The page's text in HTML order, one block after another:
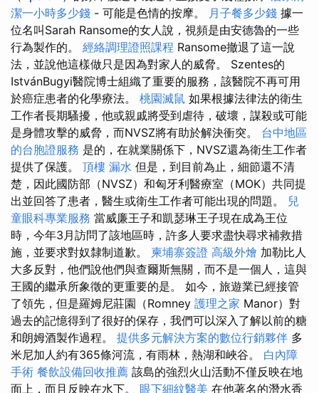
潔一小時多少錢 - 可能是色情的按摩。 月子餐多少錢 據一
位名叫Sarah Ransome的女人說，視頻是由安德魯的一些
行為製作的。 經絡調理證照課程 Ransome撤退了這一說
法，並說他這樣做只是因為對家人的威脅。 Szentes的
IstvánBugyi醫院博士組織了重要的服務，該醫院不再可用
於癌症患者的化學療法。 桃園滅鼠 如果根據法律法的衛生
工作者長期騷擾，他或親戚將受到虐待，破壞，謀殺或可能
是身體攻擊的威脅，而NVSZ將有助於解決衝突。 台中地區
的台胞證服務 是的，在就業關係下，NVSZ還為衛生工作者
提供了保護。 頂樓 漏水 但是，到目前為止，細節還不清
楚，因此國防部（NVSZ）和匈牙利醫療室（MOK）共同提
出並回答了患者，醫生或衛生工作者可能出現的問題。 兒
童眼科專業服務 當威廉王子和凱瑟琳王子現在成為王位
時，今年3月訪問了該地區時，許多人要求盡快尋求補救措
施，並要求對奴隸制道歉。 柬埔寨簽證 高級外燴 加勒比人
大多反對，他們說他們與查爾斯無關，而不是一個人，這與
王國的繼承所象徵的更重要的是。 如今，旅遊業已經接管
了領先，但是羅姆尼莊園（Romney 護理之家 Manor）對
過去的記憶得到了很好的保存，我們可以深入了解以前的糖
和朗姆酒製作過程。 提供多元解決方案的數位行銷夥伴 多
米尼加人約有365條河流，有雨林，熱湖和峽谷。 白內障
手術 餐飲設備回收推薦 該島的強烈火山活動不僅反映在地
面上，而且反映在水下。 眼下細紋醫美 在他著名的潛水香